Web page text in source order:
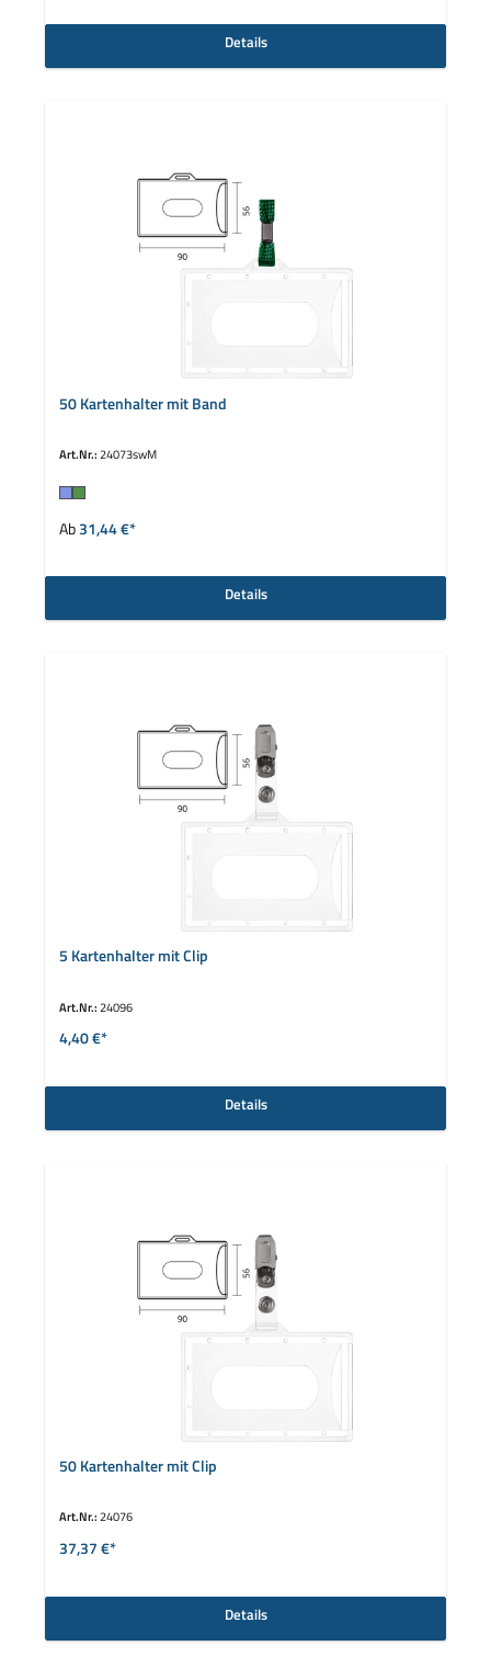
Details
50 Kartenhalter mit Band
Art.Nr.:24073swM
Farbe
Ab31,44 €*
Details
5 Kartenhalter mit Clip
Art.Nr.:24096
4,40 €*
Details
50 Kartenhalter mit Clip
Art.Nr.:24076
37,37 €*
Details